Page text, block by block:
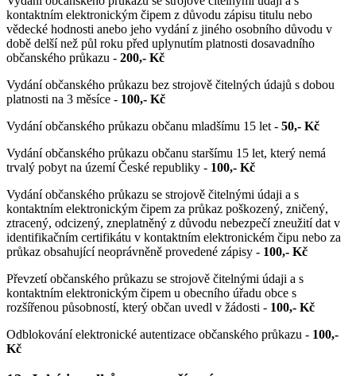
kontaktním elektronickým čipem z důvodu zápisu titulu nebo
vědecké hodnosti anebo jeho vydání z jiného osobního důvodu v
době delší než půl roku před uplynutím platnosti dosavadního
občanského průkazu - 200,- Kč
Vydání občanského průkazu bez strojově čitelných údajů s dobou
platnosti na 3 měsíce - 100,- Kč
Vydání občanského průkazu občanu mladšímu 15 let - 50,- Kč
Vydání občanského průkazu občanu staršímu 15 let, který nemá
trvalý pobyt na území České republiky - 100,- Kč
Vydání občanského průkazu se strojově čitelnými údaji a s
kontaktním elektronickým čipem za průkaz poškozený, zničený,
ztracený, odcizený, zneplatněný z důvodu nebezpečí zneužití dat v
identifikačním certifikátu v kontaktním elektronickém čipu nebo za
průkaz obsahující neoprávněně provedené zápisy - 100,- Kč
Převzetí občanského průkazu se strojově čitelnými údaji a s
kontaktním elektronickým čipem u obecního úřadu obce s
rozšířenou působností, který občan uvedl v žádosti - 100,- Kč
Odblokování elektronické autentizace občanského průkazu - 100,-
Kč